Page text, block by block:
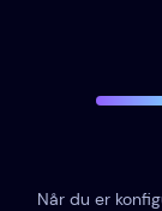
Når du er